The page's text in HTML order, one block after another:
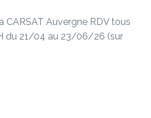
CARSAT Auvergne RDV tous
du 21/04 au 23/06/26 (sur